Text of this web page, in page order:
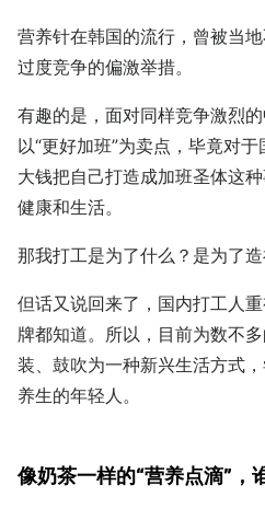
营养针在韩国的流行，曾被当
过度竞争的偏激举措。
有趣的是，面对同样竞争激烈
以“更好加班”为卖点，毕竟对
大钱把自己打造成加班圣体这
健康和生活。
那我打工是为了什么？是为了
但话又说回来了，国内打工人
牌都知道。所以，目前为数不
装、鼓吹为一种新兴生活方式
养生的年轻人。
像奶茶一样的“营养点滴”，